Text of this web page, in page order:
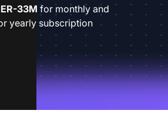
33M for monthly and
yearly subscription